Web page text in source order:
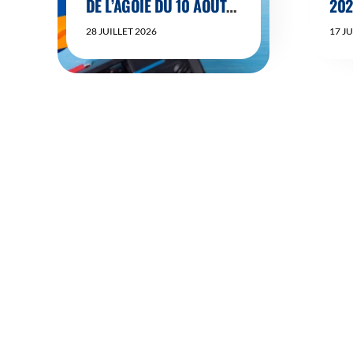
DE L’AGOIE DU 10 AOUT
AU 22 AOÛT 2026 INCLUS
🌞
28 JUILLET 2026 17